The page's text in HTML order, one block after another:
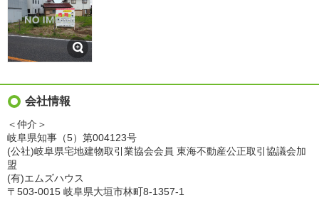
会社情報
＜仲介＞
岐阜県知事（5）第004123号
(公社)岐阜県宅地建物取引業協会会員 東海不動産公正取引協議会加
盟
(有)エムズハウス
〒503-0015 岐阜県大垣市林町8-1357-1